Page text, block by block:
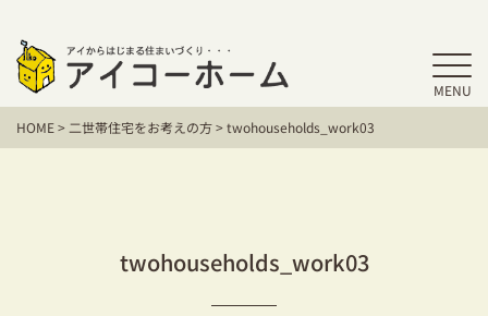
MENU
HOME
アイコーホームの家づくり
お客様の声
保証／アフターサポート
HOME> 二世帯住宅をお考えの方>twohouseholds_work03
twohouseholds_work03